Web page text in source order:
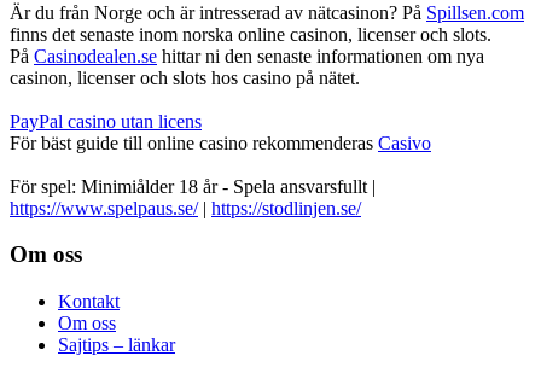
Är du från Norge och är intresserad av nätcasinon? På Spillsen.com
finns det senaste inom norska online casinon, licenser och slots.
På Casinodealen.se hittar ni den senaste informationen om nya
casinon, licenser och slots hos casino på nätet.
PayPal casino utan licens
För bäst guide till online casino rekommenderas Casivo
För spel: Minimiålder 18 år - Spela ansvarsfullt |
https://www.spelpaus.se/| https://stodlinjen.se/
Footer
Om oss
Kontakt
Om oss
Sajtips – länkar